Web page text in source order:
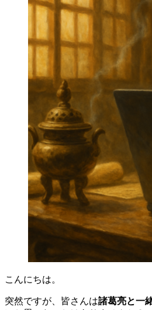
こんにちは。
突然ですが、皆さんは諸葛亮と一